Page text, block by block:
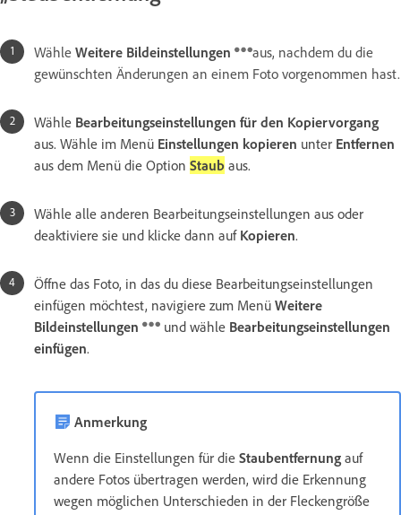
Wähle Weitere Bildeinstellungen
aus, nachdem du die
gewünschten Änderungen an einem Foto vorgenommen hast.
Wähle Bearbeitungseinstellungen für den Kopiervorgang
aus. Wähle im Menü Einstellungen kopieren unter Entfernen
aus dem Menü die Option Staub aus.
Wähle alle anderen Bearbeitungseinstellungen aus oder
deaktiviere sie und klicke dann auf Kopieren.
Öffne das Foto, in das du diese Bearbeitungseinstellungen
einfügen möchtest, navigiere zum Menü Weitere
Bildeinstellungen
und wähle Bearbeitungseinstellungen
einfügen.
Anmerkung
Wenn die Einstellungen für die Staubentfernung auf
andere Fotos übertragen werden, wird die Erkennung
wegen möglichen Unterschieden in der Fleckengröße